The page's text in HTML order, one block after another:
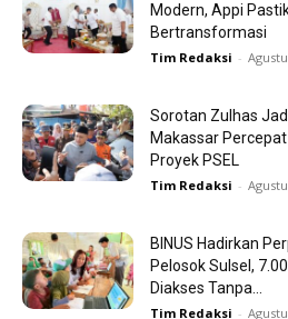
Modern, Appi
Bertransformasi
Tim Redaksi -
Sorotan Zulhas
Makassar
Proyek PSEL
Tim Redaksi -
BINUS Hadirkan
Pelosok Sulsel,
Diakses Tanpa...
Tim Redaksi -